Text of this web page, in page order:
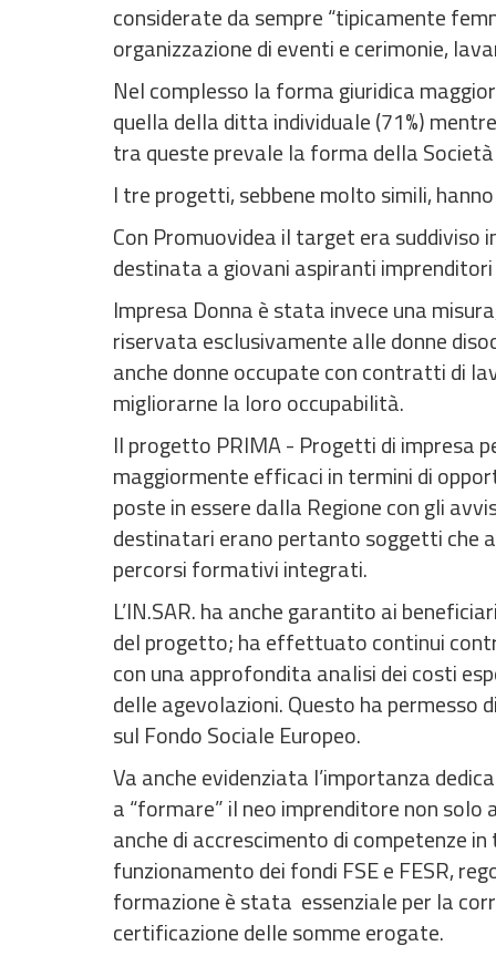
considerate da sempre “tipicamente
organizzazione di eventi e cerimonie,
Nel complesso la forma giuridica
quella della ditta individuale (71%)
tra queste prevale la forma della
I tre progetti, sebbene molto simili,
Con Promuovidea il target era suddiviso
destinata a giovani aspiranti
Impresa Donna è stata invece una
riservata esclusivamente alle donne
anche donne occupate con contratti di
migliorarne la loro occupabilità.
Il progetto PRIMA - Progetti di impresa
maggiormente efficaci in termini di
poste in essere dalla Regione con gli
destinatari erano pertanto soggetti che
percorsi formativi integrati.
L’IN.SAR. ha anche garantito ai
del progetto; ha effettuato continui
con una approfondita analisi dei costi
delle agevolazioni. Questo ha
sul Fondo Sociale Europeo.
Va anche evidenziata l’importanza
a “formare” il neo imprenditore non
anche di accrescimento di competenze
funzionamento dei fondi FSE e FESR,
formazione è stata essenziale per la
certificazione delle somme erogate.